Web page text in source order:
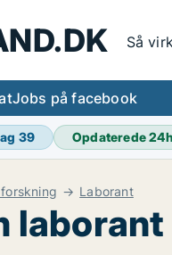
Så
Jobs på facebook
39 Opdaterede
Laborant